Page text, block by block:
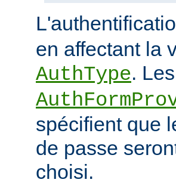
en affectant la
AuthType.
spécifient que
de passe
choisi.